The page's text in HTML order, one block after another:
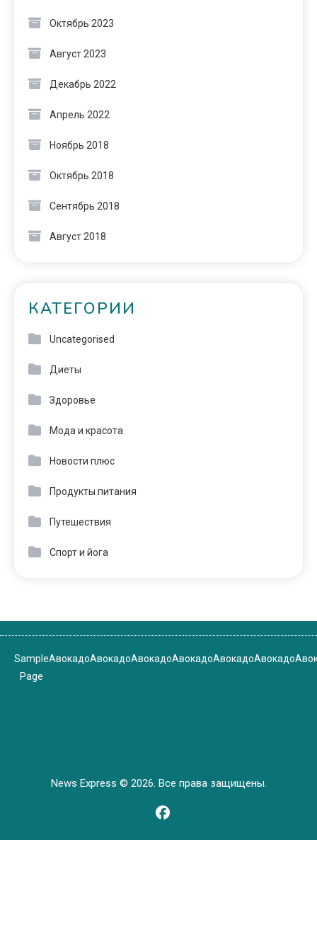
Октябрь 2023
Август 2023
Декабрь 2022
Апрель 2022
Ноябрь 2018
Октябрь 2018
Сентябрь 2018
Август 2018
КАТЕГОРИИ
Uncategorised
Диеты
Здоровье
Мода и красота
Новости плюс
Продукты питания
Путешествия
Спорт и йога
Sample
Page
АвокадоАвокадоАвокадоАвокадоАвокадоАвокадо
News Express © 2026. Все права защищены.